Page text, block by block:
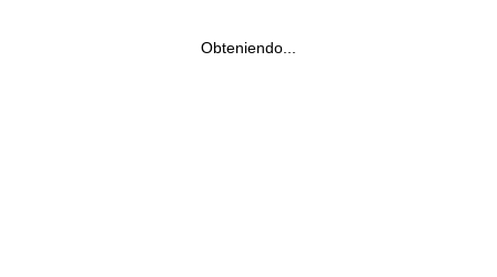
Obteniendo...